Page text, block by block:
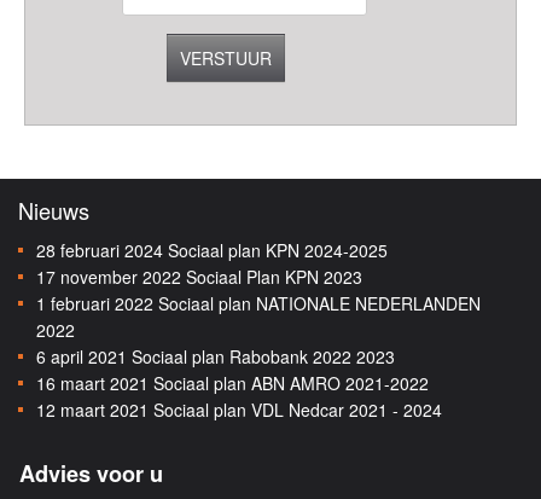
VERSTUUR
Nieuws
28 februari 2024 Sociaal plan KPN 2024-2025
17 november 2022 Sociaal Plan KPN 2023
1 februari 2022 Sociaal plan NATIONALE NEDERLANDEN
2022
6 april 2021 Sociaal plan Rabobank 2022 2023
16 maart 2021 Sociaal plan ABN AMRO 2021-2022
12 maart 2021 Sociaal plan VDL Nedcar 2021 - 2024
Advies voor u